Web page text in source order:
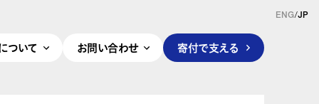
ついて お問い合わせ 寄付で支える
ENG/JP